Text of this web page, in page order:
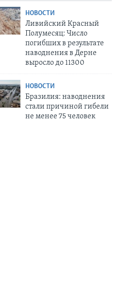
НОВОСТИ
Ливийский Красный
Полумесяц: Число
погибших в результате
наводнения в Дерне
выросло до 11300
НОВОСТИ
Бразилия: наводнения
стали причиной гибели
не менее 75 человек